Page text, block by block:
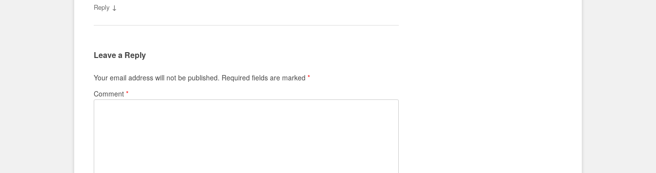
Reply ↓
Leave a Reply
Your email address will not be published. Required fields are marked *
Comment *